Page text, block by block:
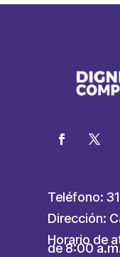
Teléfono:
Dirección:
Horario de
de 8:00